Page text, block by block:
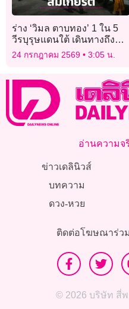
ร่าง ‘วิมล ตาบทอง’ 1 ใน 5
วีรบุรุษแดนใต้ เดินทางถึง
บ้านเกิดสุรินทร์สมเกียรติ
24 กรกฎาคม 2569 3:05 น.
อ่านความจ
ข่าวเดลินิวส์
บทความ
ดวง-หวย
ติดต่อโฆษณาร่ว
© 2026 บริษัท สี่